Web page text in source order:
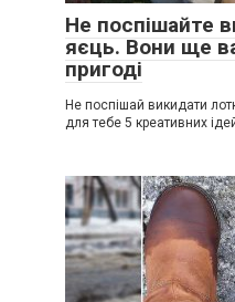
Не поспішайте
яєць. Вони ще
пригоді
Не поспішай викидати
для тебе 5 креативних